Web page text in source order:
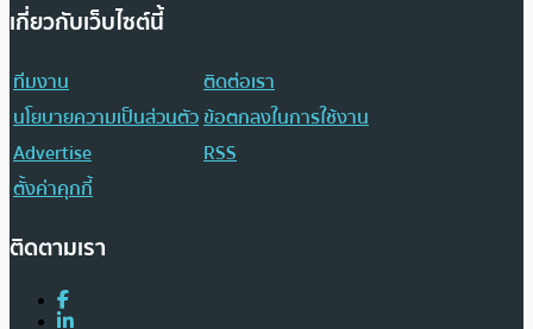
เกี่ยวกับเว็บไซต์นี้
ทีมงาน
ติดต่อเรา
นโยบายความเป็นส่วนตัวข้อตกลงในการใช้งาน
Advertise
RSS
ตั้งค่าคุกกี้
ติดตามเรา